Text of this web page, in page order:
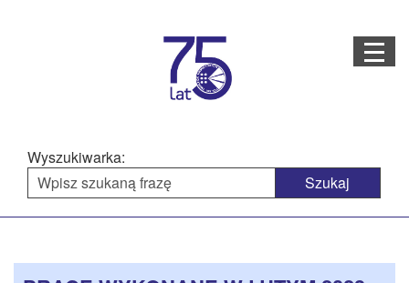
Wyszukiwarka:
Menu
STRONA GŁÓWNA
AKTUALNOŚCI
PROJEKTY REALIZOWANE